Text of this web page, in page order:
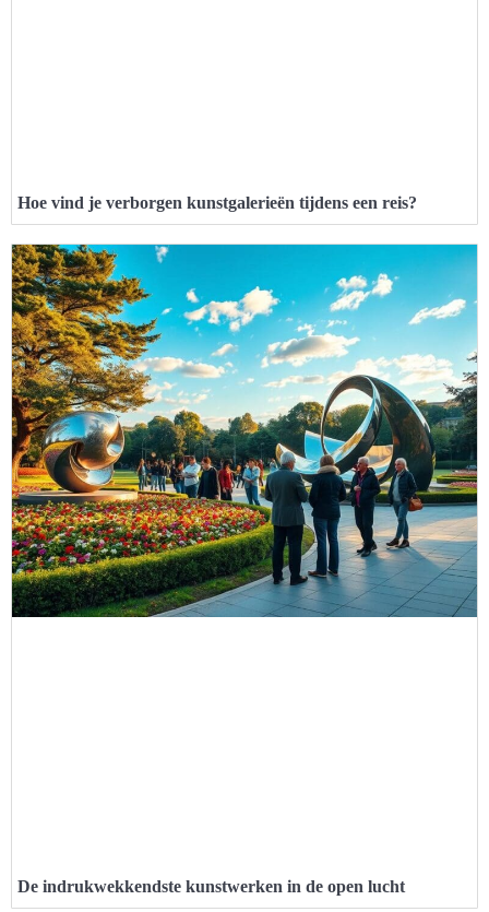
Hoe vind je verborgen kunstgalerieën tijdens een reis?
De indrukwekkendste kunstwerken in de open lucht